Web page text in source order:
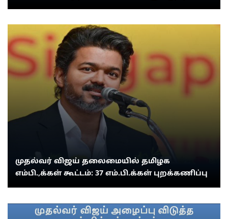
முதல்வர் விஜய் தலைமையில் தமிழக
எம்பி.,க்கள் கூட்டம்: 37 எம்.பி.க்கள் புறக்கணிப்பு